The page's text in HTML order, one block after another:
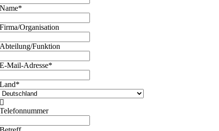
Name*
Firma/Organisation
Abteilung/Funktion
E-Mail-Adresse*
Land*

Telefonnummer